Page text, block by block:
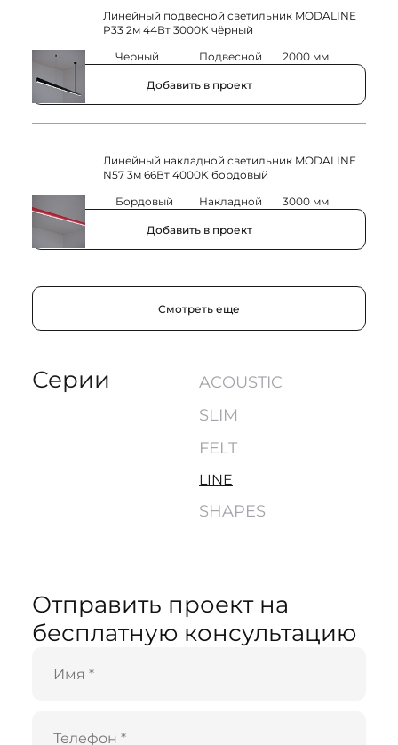
Линейный подвесной светильник MODALINE
P33 2м 44Вт 3000K чёрный
3000K
Черный Подвесной 2000 мм
Добавить в проект
Линейный накладной светильник MODALINE
N57 3м 66Вт 4000K бордовый
Бордовый Накладной 3000 мм
Добавить в проект
Смотреть еще
Серии
ACOUSTIC
SLIM
FELT
LINE
SHAPES
Отправить проектна
бесплатную консультацию